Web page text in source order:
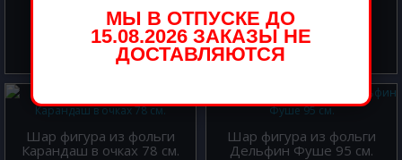
Шар фигура из фольги
Карандаш в очках 78 см.
Шар фигура из фольги
Дельфин Фуше 95 см.
МЫ В ОТПУСКЕ ДО
15.08.2026 ЗАКАЗЫ НЕ
ДОСТАВЛЯЮТСЯ